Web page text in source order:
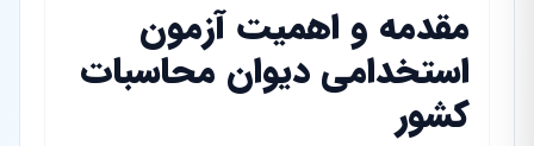
مقدمه و اهمیت آزمون
استخدامی دیوان محاسبات
کشور